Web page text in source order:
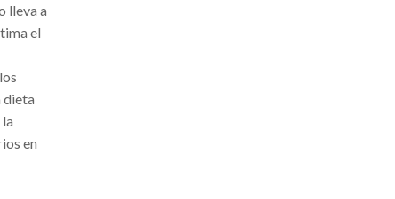
lleva a
el
dieta
en